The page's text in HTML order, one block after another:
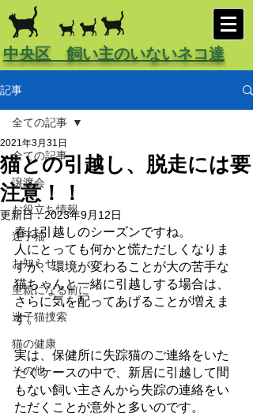
中央区 飼い主のいないネコ達
記事
全ての記事
譲渡会
お役立ち情報
迷子猫
お知らせ
里親になる前に
迷子猫捜索
猫の健康
その他
全ての記事
猫との引越し、脱走には要
注意！！
2021年3月31日
更新日：2023年9月12日
春は引越しのシーズンですね。
人にとっても何かと慌ただしくなりま
すが、環境が変わることが大の苦手な
猫ちゃんと一緒に引越しする場合は、
さらに気を配ってあげることが増えま
す。
実は、保健所に失踪猫のご連絡をいた
だくケースの中で、新居に引越して間
もない飼い主さんから失踪の連絡をい
ただくことが意外と多いのです。